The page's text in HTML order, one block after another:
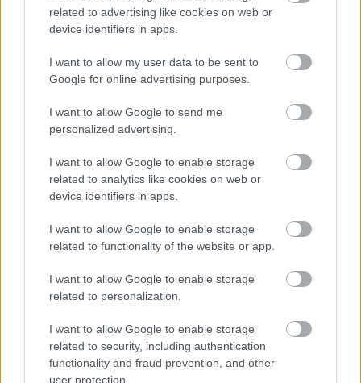
related to advertising like cookies on web or
device identifiers in apps.
I want to allow my user data to be sent to
Google for online advertising purposes.
I want to allow Google to send me
personalized advertising.
I want to allow Google to enable storage
related to analytics like cookies on web or
device identifiers in apps.
I want to allow Google to enable storage
related to functionality of the website or app.
I want to allow Google to enable storage
related to personalization.
I want to allow Google to enable storage
related to security, including authentication
functionality and fraud prevention, and other
user protection.
قالب منظره با وضوح بالا ارائه شده است و بر تنش سینمایی و
ترکیب‌بندی پویا تأکید دارد.
در سمت چپ قاب، زره‌پوشِ سیاهِ براق و سایه‌دارِ «چاقوی
سیاه» در حال جهش در میانه راه است. زره دارای شنلی کلاه‌دار
با نقوش نقره‌ای و برگ است که در هنگام حمله، پشت سر
جنگجو قرار دارد. خنجر منحنی آنها در نور محیط می‌درخشد، در
حالی که در یک دست معکوس نگه داشته شده‌اند و آماده حمله
هستند. حالت بدنِ «خائن» چابک و تهاجمی است، با یک پا خم
و پای دیگر کشیده که حرکت و قصد را منتقل می‌کند. صورت
آنها تا حدی توسط کلاه پوشانده شده است، اما حالتی مصمم
در چهره آنها دیده می‌شود و چشمانشان به دشمن هیولایی
دوخته شده است.